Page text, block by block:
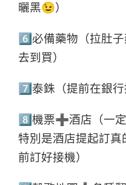
曬黑😉）
6⃣必備藥物（拉肚
去到買）
7⃣泰銖（提前在銀行
8⃣機票➕酒店（一
特別是酒店提起訂
前訂好接機）